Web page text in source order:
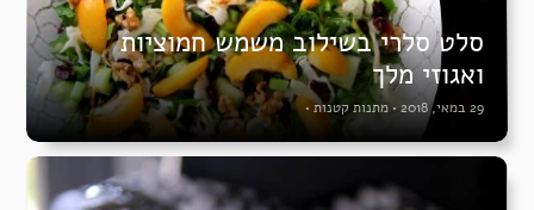
סלט סלרי בשילוב משמש חמוציות
ואגוזי מלך
29 במאי, 2018 • מתנות קטנות •